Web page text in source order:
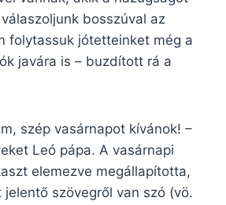
bosszúval az
folytassuk jótetteinket még a
javára is – buzdított rá a
szép vasárnapot kívánok! –
Leó pápa. A vasárnapi
elemezve megállapította,
jelentő szövegről van szó (vö.